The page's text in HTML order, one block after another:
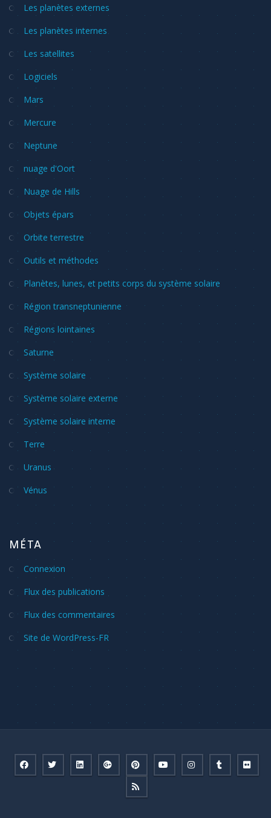
Les planètes externes
Les planètes internes
Les satellites
Logiciels
Mars
Mercure
Neptune
nuage d'Oort
Nuage de Hills
Objets épars
Orbite terrestre
Outils et méthodes
Planètes, lunes, et petits corps du système solaire
Région transneptunienne
Régions lointaines
Saturne
Système solaire
Système solaire externe
Système solaire interne
Terre
Uranus
Vénus
MÉTA
Connexion
Flux des publications
Flux des commentaires
Site de WordPress-FR